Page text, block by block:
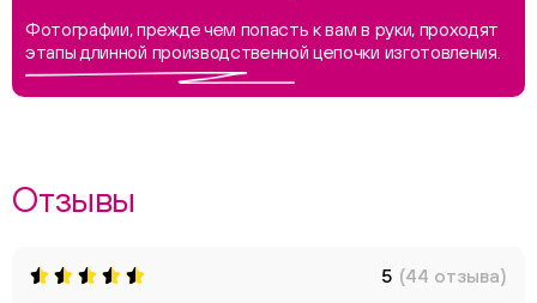
Фотографии, прежде чем попасть к вам в руки, проходят
этапы длинной производственной цепочки изготовления.
Отзывы
5 (44 отзыва)